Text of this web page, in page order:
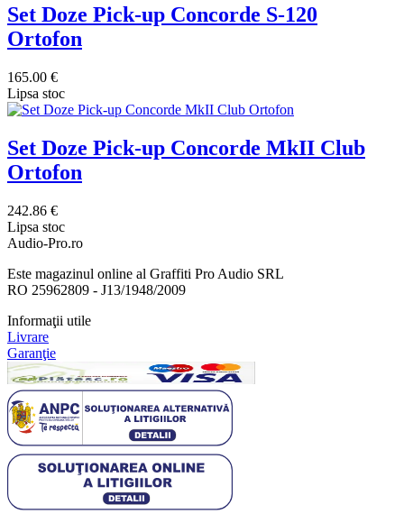
Set Doze Pick-up Concorde S-120
Ortofon
165.00 €
Lipsa stoc
Set Doze Pick-up Concorde MkII Club
Ortofon
242.86 €
Lipsa stoc
Audio-Pro.ro
Este magazinul online al Graffiti Pro Audio SRL
RO 25962809 - J13/1948/2009
Informaţii utile
Livrare
Garanţie